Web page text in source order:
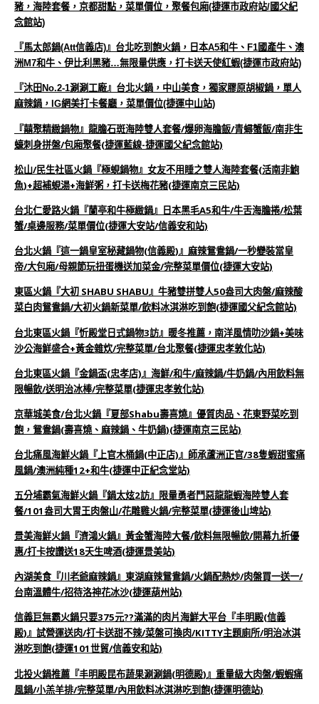
豬，海陸套餐，京都甜點，菜單價位，聚餐包廂(捷運市政府站/國父紀
念館站)
『馬太郎鍋(Att信義店)』台北吃到飽火鍋，日本A5和牛、F1國產牛、澳
洲M7和牛、伊比利黑豬…無限量供應，打卡送天使紅蝦(捷運市政府站)
『沐田No.2-1涮涮工廠』台北火鍋，中山美食，獨家膠原胡椒鍋，單人
麻辣鍋，IG網美打卡餐廳，菜單價位(捷運中山站)
『囍聚精緻鍋物』龍膽石斑海陸雙人套餐/爆卵海膽飯/青蟳蟹飯/南非生
蠔刺身拼盤/包廂聚餐(捷運藍線-捷運國父紀念館站)
松山/民生社區火鍋『極蜆鍋物』女友不用睡之雙人海陸套餐(活南非鮑
魚)+超補蜆湯+海鮮粥，打卡送梅花豬(捷運南京三民站)
台北仁愛路火鍋『蘭亭和牛極緻鍋』日本黑毛A5和牛/牛舌海膽捲/松葉
蟹/桌邊服務/菜單價位(捷運大安站/信義安和站)
台北火鍋『這一鍋皇室秘藏鍋物(信義殿)』麻辣鴛鴦鍋/一秒變裝當皇
帝/大包廂/母親節玩扭蛋機送加菜金/完整菜單價位(捷運大安站)
東區火鍋『大初 SHABU SHABU』牛豬雙拼雙人50盎司大肉盤/麻辣酸
菜白肉鴛鴦鍋/大初火鍋新菜單/飲料冰淇淋吃到飽(捷運國父紀念館站)
台北東區火鍋『忻殿堂日式鍋物3訪』暖冬推薦，南洋風情叻沙鍋+美味
沙公海鮮盛合+黃金雜炊/完整菜單/台北聚餐(捷運忠孝敦化站)
台北東區火鍋『金鍋盃(忠孝店)』海鮮/和牛/麻辣鍋/牛奶鍋/內用飲料無
限暢飲/送明治冰棒/完整菜單(捷運忠孝敦化站)
京華城美食/台北火鍋『夏部Shabu壽喜燒』優質肉品、花東野菜吃到
飽，鴛鴦鍋(壽喜燒、麻辣鍋、牛奶鍋)(捷運南京三民站)
台北痛風海鮮火鍋『上官木桶鍋(中正店)』師承蘆洲正官/38隻蝦甜蜜痛
風鍋/澳洲純種12+和牛(捷運中正紀念堂站)
五分埔霸氣海鮮火鍋『鍋太炫2訪』限量勇者鬥惡龍龍蝦海陸雙人套
餐/101盎司大胃王肉盤山/花雕雞火鍋/完整菜單(捷運後山埤站)
景美海鮮火鍋『濟鴻火鍋』黃金蟹海陸大餐/飲料無限暢飲/開幕九折優
惠/打卡按讚送18天生啤酒(捷運景美站)
內湖美食『川老爺麻辣鍋』東湖麻辣鴛鴦鍋/火鍋配熱炒/肉盤買一送一/
台南溫體牛/招待洛神花冰沙(捷運葫州站)
信義巨無霸火鍋只要375元??滿滿的肉片海鮮大平台『丰明殿(信義
殿)』試營運送肉/打卡送甜不辣/菜盤可換肉/KITTY主題廁所/明治冰淇
淋吃到飽(捷運101世貿/信義安和站)
北投火鍋推薦『丰明殿昆布蔬果涮涮鍋(明德殿)』重量級大肉盤/蝦蝦痛
風鍋/小羔羊排/完整菜單/內用飲料冰淇淋吃到飽(捷運明德站)